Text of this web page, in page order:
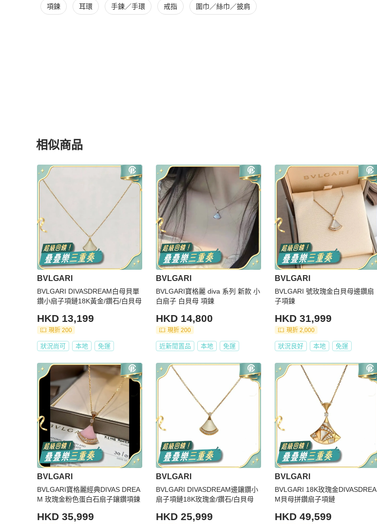
更多BVLGARI女士配件相似商品推薦
項鍊 耳環 手鍊／手環 戒指 圍巾／絲巾／披肩
相似商品
更多相似BVLGARI女士配件推薦精品
BVLGARI
BVLGARI DIVASDREAM白母貝單
鑽小扇子項鏈18K黃金/鑽石/白貝母
HKD 13,199
現折 200
狀況尚可 本地 免運
BVLGARI
BVLGARI寶格麗 diva 系列 新款 小
白扇子 白貝母 項鍊
HKD 14,800
現折 200
近新閒置品 本地 免運
BVLGARI
BVLGARI 號玫瑰金白貝母邊鑽扇
子項鍊
HKD 31,999
現折 2,000
狀況良好 本地 免運
BVLGARI
BVLGARI寶格麗經典DIVAS DREA
M 玫瑰金粉色蛋白石扇子鑲鑽項鍊
HKD 35,999
BVLGARI
BVLGARI DIVASDREAM邊鑲鑽小
扇子項鏈18K玫瑰金/鑽石/白貝母
HKD 25,999
BVLGARI
BVLGARI 18K玫瑰金DIVASDREA
M貝母拼鑽扇子項鏈
HKD 49,599